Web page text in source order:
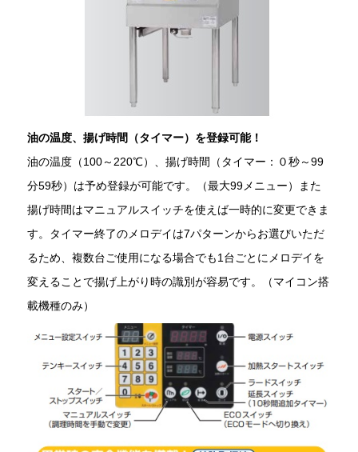
油の温度、揚げ時間（タイマー）を登録可能！
油の温度（100～220℃）、揚げ時間（タイマー：０秒～99
分59秒）は予め登録が可能です。（最大99メニュー）また
揚げ時間はマニュアルスイッチを使えば一時的に変更できま
す。タイマー終了のメロデイは7パターンからお選びいただ
るため、複数台ご使用になる場合でも1台ごとにメロデイを
変えることで揚げ上がり時の識別が容易です。（マイコン搭
載機種のみ）